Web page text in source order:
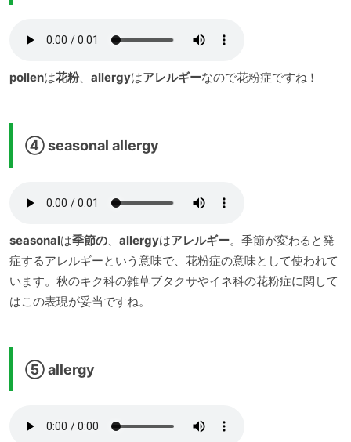
pollenは花粉、 allergyはアレルギーなので花粉症ですね！
④ seasonal allergy
seasonalは季節の、 allergyはアレルギー。季節が変わると発
症するアレルギーという意味で、花粉症の意味として使われて
います。秋のキク科の雑草ブタクサやイネ科の花粉症に関して
はこの表現が妥当ですね。
⑤ allergy